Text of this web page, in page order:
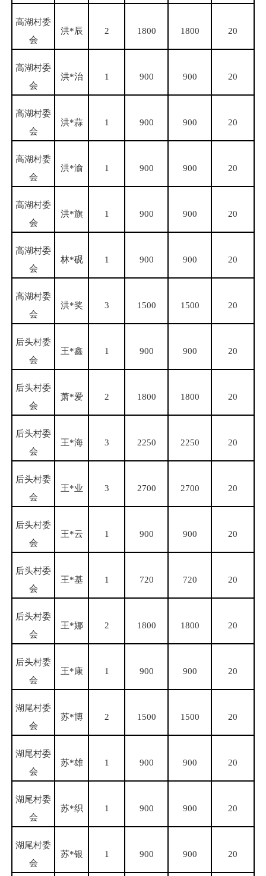
高湖村委
会
洪*辰 2 1800 1800 20
高湖村委
会
洪*治 1 900 900 20
高湖村委
会
洪*蒜 1 900 900 20
高湖村委
会
洪*渝 1 900 900 20
高湖村委
会
洪*旗 1 900 900 20
高湖村委
会
林*砚 1 900 900 20
高湖村委
会
洪*奖 3 1500 1500 20
后头村委
会
王*鑫 1 900 900 20
后头村委
会
萧*爱 2 1800 1800 20
后头村委
会
王*海 3 2250 2250 20
后头村委
会
王*业 3 2700 2700 20
后头村委
会
王*云 1 900 900 20
后头村委
会
王*基 1 720 720 20
后头村委
会
王*娜 2 1800 1800 20
后头村委
会
王*康 1 900 900 20
湖尾村委
会
苏*博 2 1500 1500 20
湖尾村委
会
苏*雄 1 900 900 20
湖尾村委
会
苏*织 1 900 900 20
湖尾村委
会
苏*银 1 900 900 20